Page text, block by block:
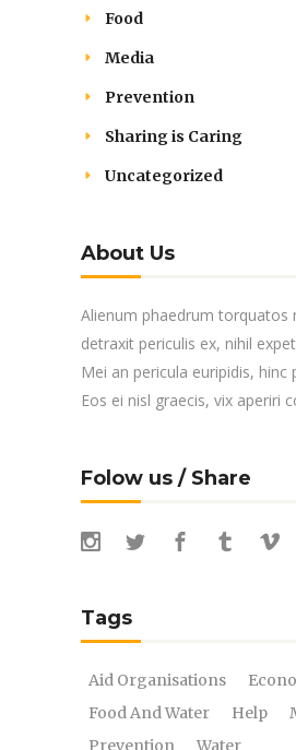
Food
Media
Prevention
Sharing is Caring
Uncategorized
About Us
Alienum phaedrum torquatos
detraxit periculis ex, nihil
Mei an pericula euripidis, hinc
Eos ei nisl graecis, vix aperiri
Folow us / Share
Tags
Aid Organisations
Food And Water
Help
Prevention
Water